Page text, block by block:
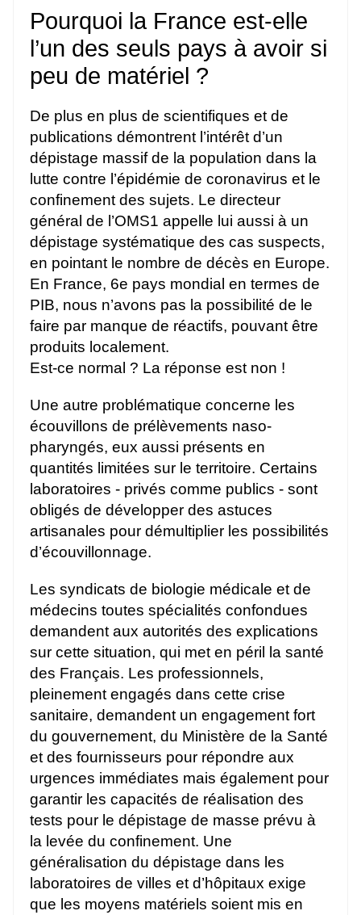
Pourquoi la France est-elle
l’un des seuls pays à avoir si
peu de matériel ?
De plus en plus de scientifiques et de
publications démontrent l’intérêt d’un
dépistage massif de la population dans la
lutte contre l’épidémie de coronavirus et le
confinement des sujets. Le directeur
général de l’OMS1 appelle lui aussi à un
dépistage systématique des cas suspects,
en pointant le nombre de décès en Europe.
En France, 6e pays mondial en termes de
PIB, nous n’avons pas la possibilité de le
faire par manque de réactifs, pouvant être
produits localement.
Est-ce normal ? La réponse est non !
Une autre problématique concerne les
écouvillons de prélèvements naso-
pharyngés, eux aussi présents en
quantités limitées sur le territoire. Certains
laboratoires - privés comme publics - sont
obligés de développer des astuces
artisanales pour démultiplier les possibilités
d’écouvillonnage.
Les syndicats de biologie médicale et de
médecins toutes spécialités confondues
demandent aux autorités des explications
sur cette situation, qui met en péril la santé
des Français. Les professionnels,
pleinement engagés dans cette crise
sanitaire, demandent un engagement fort
du gouvernement, du Ministère de la Santé
et des fournisseurs pour répondre aux
urgences immédiates mais également pour
garantir les capacités de réalisation des
tests pour le dépistage de masse prévu à
la levée du confinement. Une
généralisation du dépistage dans les
laboratoires de villes et d’hôpitaux exige
que les moyens matériels soient mis en